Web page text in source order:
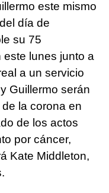
este mismo
día de
su 75
lunes junto a
a un servicio
Guillermo serán
la corona en
de los actos
por cáncer,
Kate Middleton,